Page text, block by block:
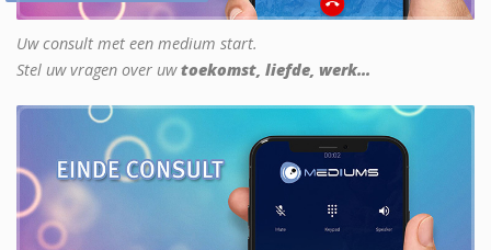
Uw consult met een medium start.
Stel uw vragen over uwtoekomst, liefde, werk...